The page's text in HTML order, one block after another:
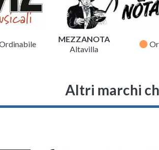
MEZZANOTA
Altavilla
fiber_manual_record
Altri marchi